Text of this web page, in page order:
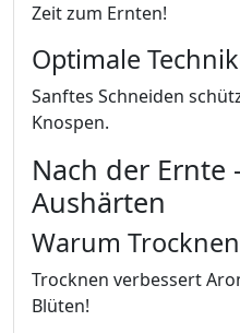
Zeit zum Ernten!
Optimale
Sanftes Schneiden
Knospen.
Nach der Ernte
Aushärten
Warum
Trocknen verbessert
Blüten!